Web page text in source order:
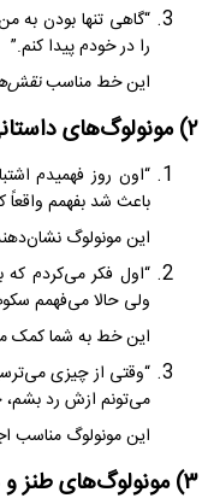
“گاهی تنها بودن به
را در خودم پیدا کنم.”
این خط مناسب
۲) مونولوگ‌های داستانی کوتاه (با ساختار روایت)
“اون روز فهمیدم
باعث شد بفهمم
این مونولوگ
“اول فکر می‌کردم
ولی حالا می‌فهمم
این خط به شما کمک
“وقتی از چیزی
می‌تونم ازش رد بشم،
این مونولوگ مناسب
۳) مونولوگ‌های طنز و سبک (برای اجراهای سبک)